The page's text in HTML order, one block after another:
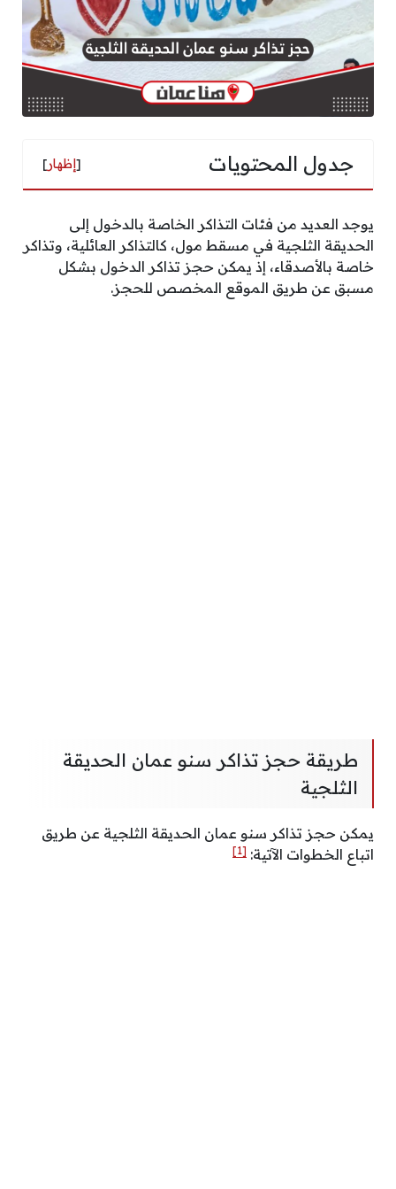
جدول المحتويات [إظهار]
يوجد العديد من فئات التذاكر الخاصة بالدخول إلى
الحديقة الثلجية في مسقط مول، كالتذاكر العائلية، وتذاكر
خاصة بالأصدقاء، إذ يمكن حجز تذاكر الدخول بشكل
مسبق عن طريق الموقع المخصص للحجز.
طريقة حجز تذاكر سنو عمان الحديقة
الثلجية
يمكن حجز تذاكر سنو عمان الحديقة الثلجية عن طريق
اتباع الخطوات الآتية: [1]